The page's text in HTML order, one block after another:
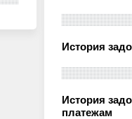
История
История
платежам